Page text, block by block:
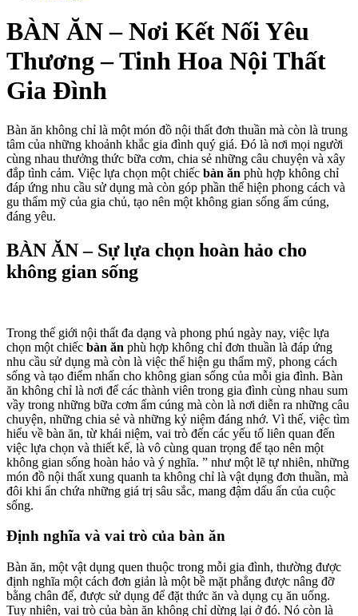
BÀN ĂN – Nơi Kết Nối Yêu
Thương – Tinh Hoa Nội Thất
Gia Đình
Bàn ăn không chỉ là một món đồ nội thất đơn thuần mà còn là trung
tâm của những khoảnh khắc gia đình quý giá. Đó là nơi mọi người
cùng nhau thưởng thức bữa cơm, chia sẻ những câu chuyện và xây
đắp tình cảm. Việc lựa chọn một chiếc bàn ăn phù hợp không chỉ
đáp ứng nhu cầu sử dụng mà còn góp phần thể hiện phong cách và
gu thẩm mỹ của gia chủ, tạo nên một không gian sống ấm cúng,
đáng yêu.
BÀN ĂN – Sự lựa chọn hoàn hảo cho
không gian sống
Trong thế giới nội thất đa dạng và phong phú ngày nay, việc lựa
chọn một chiếc bàn ăn phù hợp không chỉ đơn thuần là đáp ứng
nhu cầu sử dụng mà còn là việc thể hiện gu thẩm mỹ, phong cách
sống và tạo điểm nhấn cho không gian sống của mỗi gia đình. Bàn
ăn không chỉ là nơi để các thành viên trong gia đình cùng nhau sum
vầy trong những bữa cơm ấm cúng mà còn là nơi diễn ra những câu
chuyện, những chia sẻ và những kỷ niệm đáng nhớ. Vì thế, việc tìm
hiểu về bàn ăn, từ khái niệm, vai trò đến các yếu tố liên quan đến
việc lựa chọn và thiết kế, là vô cùng quan trọng để tạo nên một
không gian sống hoàn hảo và ý nghĩa. ” như một lẽ tự nhiên, những
món đồ nội thất xung quanh ta không chỉ là vật dụng đơn thuần, mà
đôi khi ẩn chứa những giá trị sâu sắc, mang đậm dấu ấn của cuộc
sống.
Định nghĩa và vai trò của bàn ăn
Bàn ăn, một vật dụng quen thuộc trong mỗi gia đình, thường được
định nghĩa một cách đơn giản là một bề mặt phẳng được nâng đỡ
bằng chân đế, được sử dụng để đặt thức ăn và dụng cụ ăn uống.
Tuy nhiên, vai trò của bàn ăn không chỉ dừng lại ở đó. Nó còn là